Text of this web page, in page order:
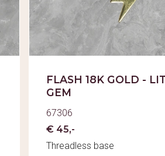
FLASH 18K GOLD -
GEM
67306
€ 45,-
Threadless base